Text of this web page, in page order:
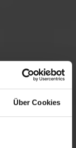
Über Cookies